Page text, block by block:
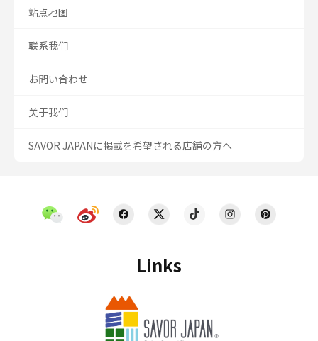
Links
站点地图
联系我们
お問い合わせ
关于我们
SAVOR JAPANに掲載を希望される店舗の方へ